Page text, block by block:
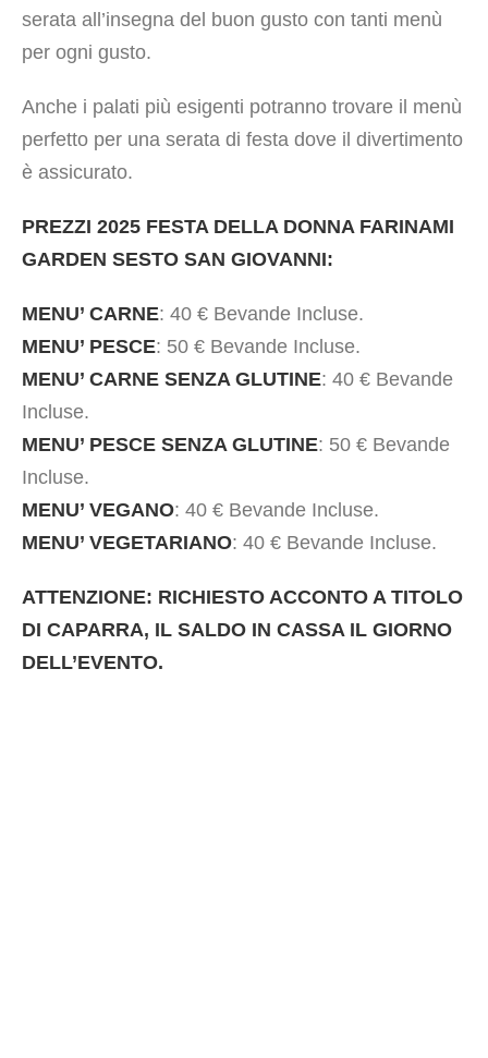
serata all’insegna del buon gusto con tanti menù
per ogni gusto.
Anche i palati più esigenti potranno trovare il menù
perfetto per una serata di festa dove il divertimento
è assicurato.
PREZZI 2025 FESTA DELLA DONNA FARINAMI
GARDEN SESTO SAN GIOVANNI:
MENU’ CARNE: 40 € Bevande Incluse.
MENU’ PESCE: 50 € Bevande Incluse.
MENU’ CARNE SENZA GLUTINE: 40 € Bevande
Incluse.
MENU’ PESCE SENZA GLUTINE: 50 € Bevande
Incluse.
MENU’ VEGANO: 40 € Bevande Incluse.
MENU’ VEGETARIANO: 40 € Bevande Incluse.
ATTENZIONE: RICHIESTO ACCONTO A TITOLO
DI CAPARRA, IL SALDO IN CASSA IL GIORNO
DELL’EVENTO.